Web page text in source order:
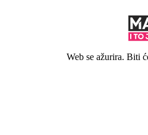
Web se ažurira. Biti